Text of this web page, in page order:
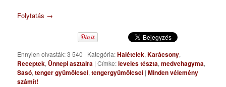
Folytatás →
Ennyien olvasták: 3 540 | Kategória:Halételek,Karácsony,
Receptek, Ünnepi asztalra |Címke:leveles tészta,medvehagyma,
Sasó,tenger gyümölcsei,tengergyümölcsei |Minden vélemény
számít!